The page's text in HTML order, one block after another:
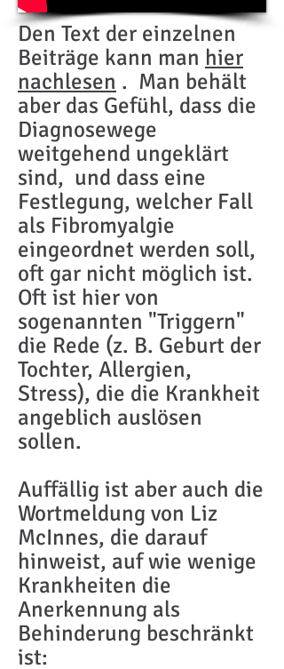
Den Text der einzelnen
Beiträge kann man hier
nachlesen . Man behält
aber das Gefühl, dass die
Diagnosewege
weitgehend ungeklärt
sind, und dass eine
Festlegung, welcher Fall
als Fibromyalgie
eingeordnet werden soll,
oft gar nicht möglich ist.
Oft ist hier von
sogenannten "Triggern"
die Rede (z. B. Geburt der
Tochter, Allergien,
Stress), die die Krankheit
angeblich auslösen
sollen.
Auffällig ist aber auch die
Wortmeldung von Liz
McInnes, die darauf
hinweist, auf wie wenige
Krankheiten die
Anerkennung als
Behinderung beschränkt
ist: